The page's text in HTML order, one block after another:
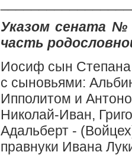
Указом сената №
часть
Иосиф сын
с сыновьями:
Ипполитом и
Николай-Иван,
Адальберт -
правнуки Ивана